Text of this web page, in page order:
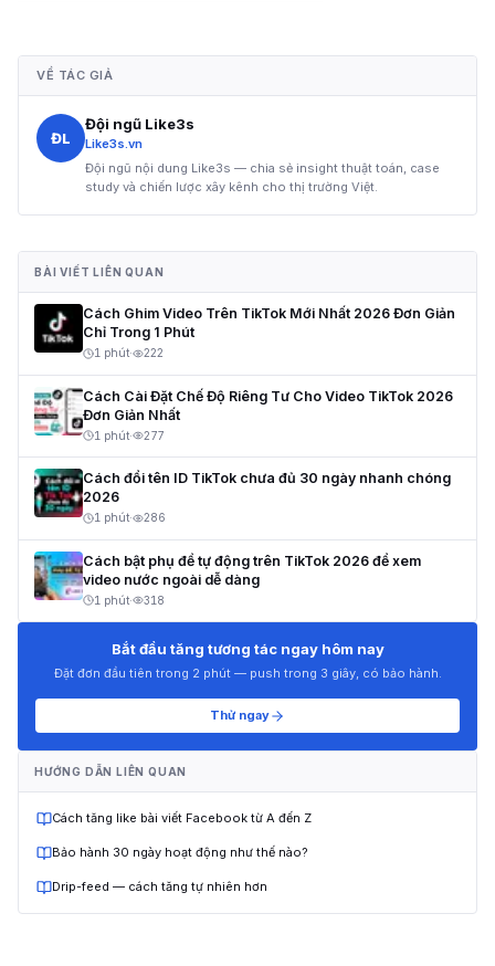
VỀ TÁC GIẢ
ĐL
Đội ngũ Like3s
Like3s.vn
Đội ngũ nội dung Like3s — chia sẻ insight thuật toán, case
study và chiến lược xây kênh cho thị trường Việt.
BÀI VIẾT LIÊN QUAN
Cách Ghim Video Trên TikTok Mới Nhất 2026 Đơn Giản
Chỉ Trong 1 Phút
1 phút· 222
Cách Cài Đặt Chế Độ Riêng Tư Cho Video TikTok 2026
Đơn Giản Nhất
1 phút· 277
Cách đổi tên ID TikTok chưa đủ 30 ngày nhanh chóng
2026
1 phút· 286
Cách bật phụ đề tự động trên TikTok 2026 để xem
video nước ngoài dễ dàng
1 phút· 318
Bắt đầu tăng tương tác ngay hôm nay
Đặt đơn đầu tiên trong 2 phút — push trong 3 giây, có bảo hành.
Thử ngay
HƯỚNG DẪN LIÊN QUAN
Cách tăng like bài viết Facebook từ A đến Z
Bảo hành 30 ngày hoạt động như thế nào?
Drip-feed — cách tăng tự nhiên hơn